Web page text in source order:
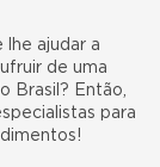
ajudar a
de uma
Brasil? Então,
para